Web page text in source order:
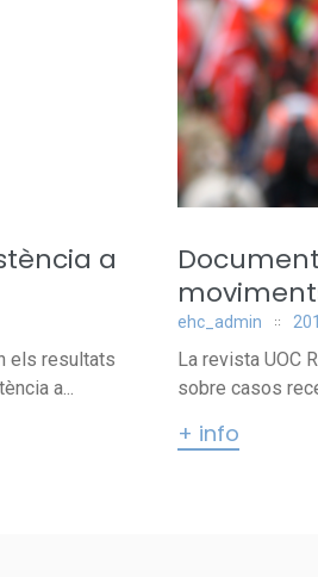
a
els resultats
a...
ehc_admin
La revista UOC
sobre casos
+ info